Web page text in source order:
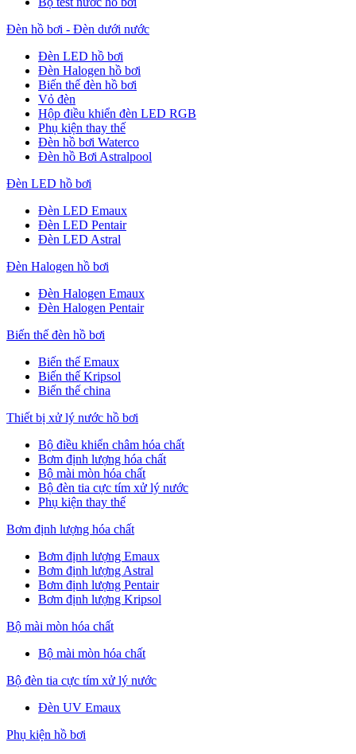
Đèn hồ bơi - Đèn dưới nước
Đèn LED hồ bơi
Đèn Halogen hồ bơi
Biến thế đèn hồ bơi
Vỏ đèn
Hộp điều khiển đèn LED RGB
Phụ kiện thay thế
Đèn hồ bơi Waterco
Đèn hồ Bơi Astralpool
Đèn LED hồ bơi
Đèn LED Emaux
Đèn LED Pentair
Đèn LED Astral
Đèn Halogen hồ bơi
Đèn Halogen Emaux
Đèn Halogen Pentair
Biến thế đèn hồ bơi
Biến thế Emaux
Biến thế Kripsol
Biến thế china
Thiết bị xử lý nước hồ bơi
Bộ điều khiển châm hóa chất
Bơm định lượng hóa chất
Bộ mài mòn hóa chất
Bộ đèn tia cực tím xử lý nước
Phụ kiện thay thế
Bơm định lượng hóa chất
Bơm định lượng Emaux
Bơm định lượng Astral
Bơm định lượng Pentair
Bơm định lượng Kripsol
Bộ mài mòn hóa chất
Bộ mài mòn hóa chất
Bộ đèn tia cực tím xử lý nước
Đèn UV Emaux
Phụ kiện hồ bơi